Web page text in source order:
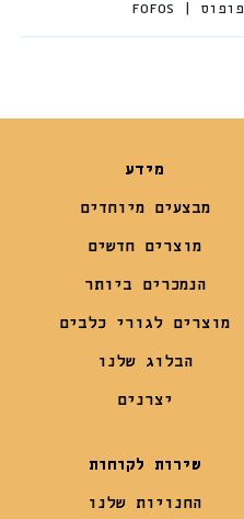
פופוס | FOFOS
מידע
מבצעים מיוחדים
מוצרים חדשים
הנמכרים ביותר
מוצרים לגורי כלבים
הבלוג שלנו
יצרנים
שירות לקוחות
החנויות שלנו